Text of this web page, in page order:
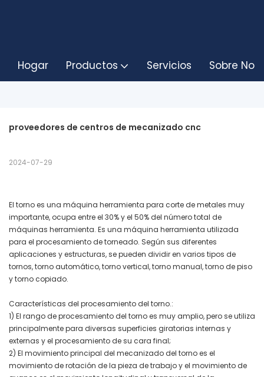
Hogar Productos Servicios Sobre
proveedores de centros de mecanizado cnc
2024-07-29
El torno es una máquina herramienta para corte de metales muy
importante, ocupa entre el 30% y el 50% del número total de
máquinas herramienta. Es una máquina herramienta utilizada
para el procesamiento de torneado. Según sus diferentes
aplicaciones y estructuras, se pueden dividir en varios tipos de
tornos, torno automático, torno vertical, torno manual, torno de piso
y torno copiado.
Características del procesamiento del torno.:
1) El rango de procesamiento del torno es muy amplio, pero se utiliza
principalmente para diversas superficies giratorias internas y
externas y el procesamiento de su cara final;
2) El movimiento principal del mecanizado del torno es el
movimiento de rotación de la pieza de trabajo y el movimiento de